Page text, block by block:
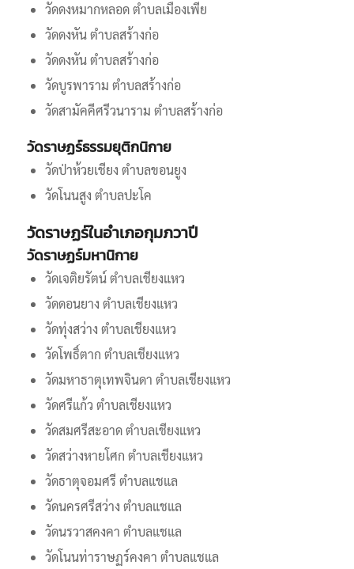
วัดดงหมากหลอด ตำบลเมืองเพีย
วัดดงหัน ตำบลสร้างก่อ
วัดดงหัน ตำบลสร้างก่อ
วัดบูรพาราม ตำบลสร้างก่อ
วัดสามัคคีศรีวนาราม ตำบลสร้างก่อ
วัดราษฏร์ธรรมยุติกนิกาย
วัดป่าห้วยเชียง ตำบลขอนยูง
วัดโนนสูง ตำบลปะโค
วัดราษฏร์ในอำเภอกุมภวาปี
วัดราษฏร์มหานิกาย
วัดเจติยรัตน์ ตำบลเชียงแหว
วัดดอนยาง ตำบลเชียงแหว
วัดทุ่งสว่าง ตำบลเชียงแหว
วัดโพธิ์ตาก ตำบลเชียงแหว
วัดมหาธาตุเทพจินดา ตำบลเชียงแหว
วัดศรีแก้ว ตำบลเชียงแหว
วัดสมศรีสะอาด ตำบลเชียงแหว
วัดสว่างหายโศก ตำบลเชียงแหว
วัดธาตุจอมศรี ตำบลแชแล
วัดนครศรีสว่าง ตำบลแชแล
วัดนรวาสคงคา ตำบลแชแล
วัดโนนท่าราษฏร์คงคา ตำบลแชแล